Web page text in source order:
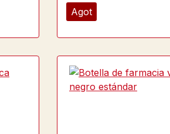
Agot